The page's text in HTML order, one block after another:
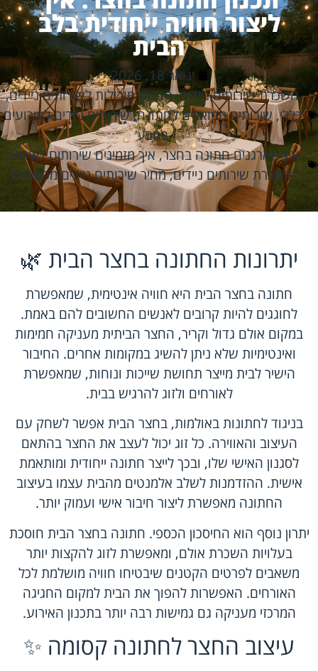
ליצור חוויה ייחודית בלב
הבית
ינואר 18, 2026
השכרת שירותים ניידים,חברות מובילות לשירותים ניידים,
כללי,שירותים מפוארים לחתונה,שירותים ניידים לאירועים
בטבע
איך מארגנים חתונה בחצר,איך מזמינים שירותים לאירוע,
השכרת שירותים ניידים,מחיר שירותים ניידים מפוארים
יתרונות החתונה בחצר הבית 🌿
חתונה בחצר הבית היא חוויה אינטימית, שמאפשרת
לחוגגים להיות קרובים לאנשים החשובים להם באמת.
במקום אולם גדול וקריר, החצר הביתית מעניקה חמימות
ואינטימיות שלא ניתן להשיג במקומות אחרים. החיבור
הישיר לבית מייצר תחושת שייכות ונוחות, שמאפשרת
לאורחים ולזוג להרגיש בבית.
בניגוד לחתונות באולמות, בחצר הבית אפשר לשחק עם
העיצוב והאווירה. כל זוג יכול לעצב את החצר בהתאם
לסגנון האישי שלו, ובכך לייצר חתונה ייחודית ומותאמת
אישית. ההזדמנות לשלב אלמנטים מהבית עצמו בעיצוב
החתונה מאפשרת ליצור חיבור אישי ועמוק יותר.
יתרון נוסף הוא החיסכון הכספי. חתונה בחצר הבית חוסכת
בעלויות השכרת אולם, ומאפשרת לזוג להקצות יותר
משאבים לפרטים הקטנים שיבטיחו חוויה מושלמת לכל
האורחים. האפשרות להפוך את הבית למקום החגיגה
המרכזי מעניקה גם גמישות רבה יותר בתכנון האירוע.
עיצוב החצר לחתונה קסומה ✨